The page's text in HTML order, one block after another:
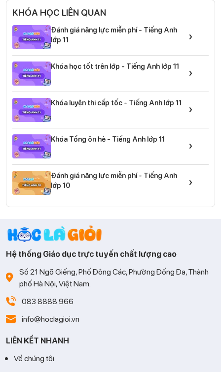
KHÓA HỌC LIÊN QUAN
Đánh giá năng lực miễn phí - Tiếng Anh
lớp 11
›
Khóa học tốt trên lớp - Tiếng Anh lớp 11 ›
Khóa luyện thi cấp tốc - Tiếng Anh lớp 11 ›
Khóa Tổng ôn hè - Tiếng Anh lớp 11 ›
Đánh giá năng lực miễn phí - Tiếng Anh
lớp 10
›
Hệ thống Giáo dục trực tuyến chất lượng cao
Số 21 Ngõ Giếng, Phố Đông Các, Phường Đống Đa, Thành
phố Hà Nội, Việt Nam.
083 8888 966
info@hoclagioi.vn
LIÊN KẾT NHANH
Về chúng tôi